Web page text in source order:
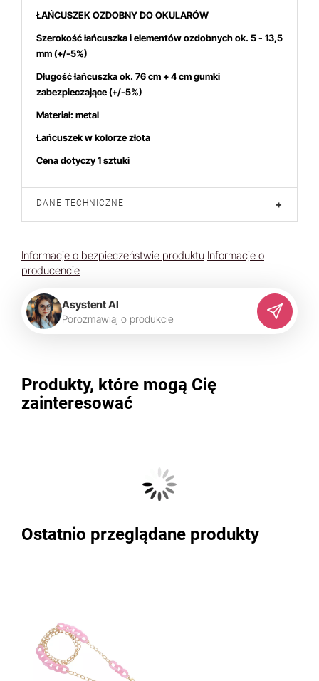
ŁAŃCUSZEK OZDOBNY DO OKULARÓW
Szerokość łańcuszka i elementów ozdobnych ok. 5 - 13,5
mm(+/-5%)
Długość łańcuszka ok. 76 cm + 4 cm gumki
zabezpieczające (+/-5%)
Materiał: metal
Łańcuszek w kolorze złota
Cena dotyczy 1 sztuki
DANE TECHNICZNE +
Informacje o bezpieczeństwie produktu Informacje o
producencie
Asystent AI
Porozmawiaj o produkcie
Produkty, które mogą Cię
zainteresować
Ostatnio przeglądane produkty
interesują się4